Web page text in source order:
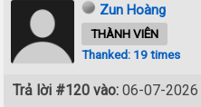
Zun Hoàng
THÀNH VIÊN
Thanked: 19 times
Trả lời #120 vào: 06-07-2026